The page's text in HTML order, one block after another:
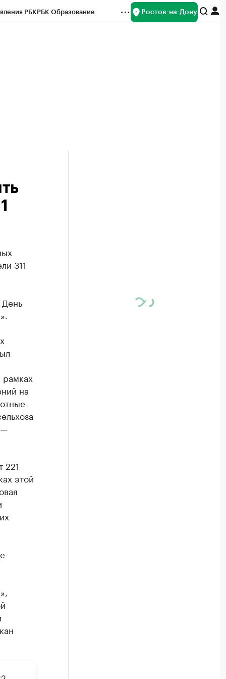
РБКРБК Образование Ростов-на-Дону
311
на
—
221
этой